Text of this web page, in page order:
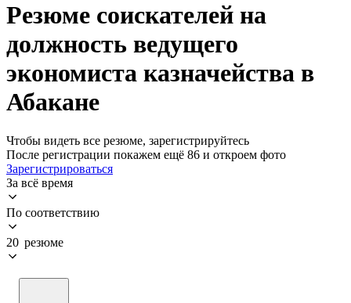
Резюме соискателей на
должность ведущего
экономиста казначейства в
Абакане
Чтобы видеть все резюме, зарегистрируйтесь
После регистрации покажем ещё 86 и откроем фото
Зарегистрироваться
За всё время
По соответствию
20 резюме